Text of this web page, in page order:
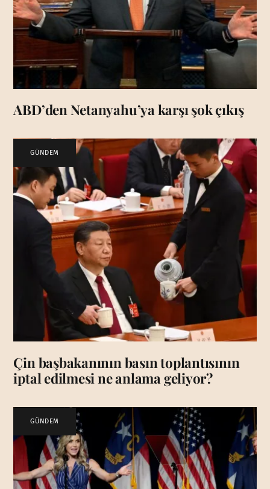
ABD’den Netanyahu’ya karşı şok çıkış
GÜNDEM
Çin başbakanının basın toplantısının
iptal edilmesi ne anlama geliyor?
GÜNDEM